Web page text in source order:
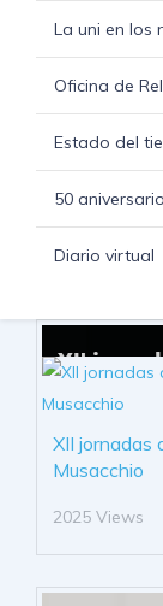
La uni en los
Oficina de
Estado del
50 aniversario
Diario virtual
XII jornadas
Musacchio
2025 Views